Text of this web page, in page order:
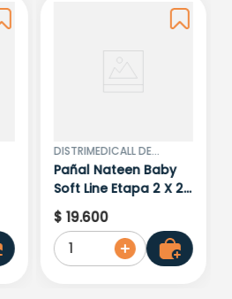
DISTRIMEDICALL DE
COLOMBIA S.A.S
Pañal Nateen Baby
Soft Line Etapa 2 X 24
Unidades
$ 19.600
1